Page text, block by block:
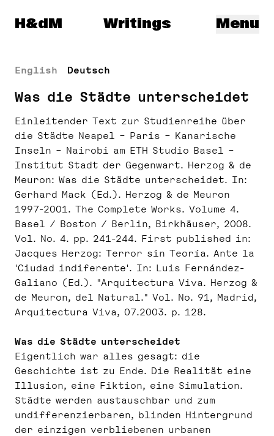
Herzog & de Meuron
H&dM Menu
Writings
English Deutsch
Was die Städte unterscheidet
Einleitender Text zur Studienreihe über
die Städte Neapel – Paris – Kanarische
Inseln – Nairobi am ETH Studio Basel –
Institut Stadt der Gegenwart. Herzog & de
Meuron: Was die Städte unterscheidet. In:
Gerhard Mack (Ed.). Herzog & de Meuron
1997-2001. The Complete Works. Volume 4.
Basel / Boston / Berlin, Birkhäuser, 2008.
Vol. No. 4. pp. 241-244. First published in:
Jacques Herzog: Terror sin Teoría. Ante la
'Ciudad indiferente'. In: Luis Fernández-
Galiano (Ed.). "Arquitectura Viva. Herzog &
de Meuron, del Natural." Vol. No. 91, Madrid,
Arquitectura Viva, 07.2003. p. 128.
Was die Städte unterscheidet
Eigentlich war alles gesagt: die
Geschichte ist zu Ende. Die Realität eine
Illusion, eine Fiktion, eine Simulation.
Städte werden austauschbar und zum
undifferenzierbaren, blinden Hintergrund
der einzigen verbliebenen urbanen